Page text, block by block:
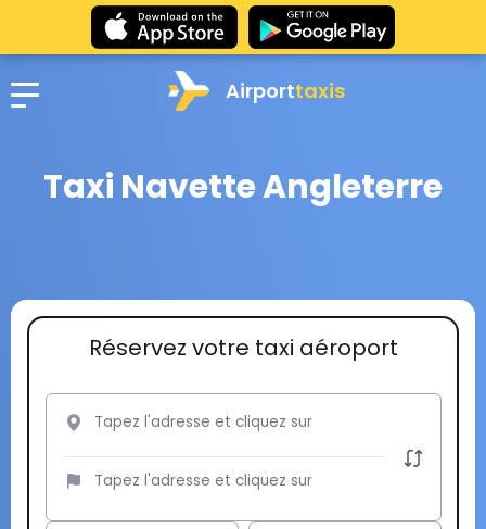
Airporttaxis
Taxi Navette Angleterre
Réservez votre taxi aéroport